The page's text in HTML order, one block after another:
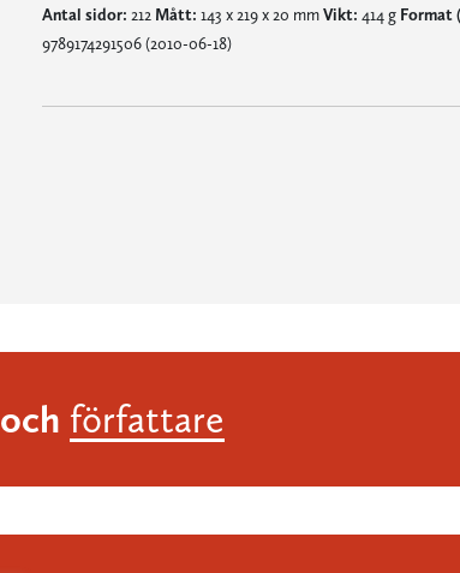
Antal sidor: 212 Mått: 143 x 219 x 20 mmVikt: 414 g Format
9789174291506 (2010-06-18)
och författare